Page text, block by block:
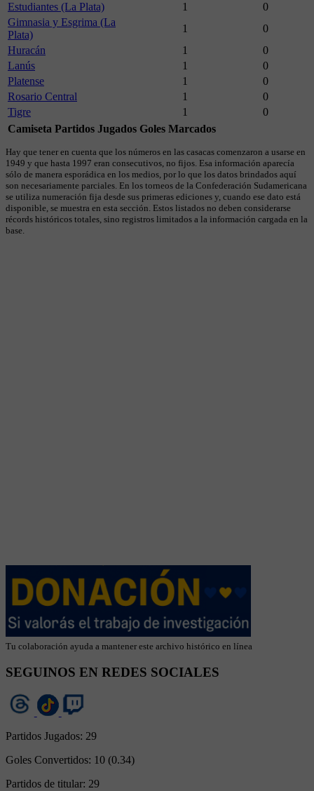
Estudiantes (La Plata)
1
0
Gimnasia y Esgrima (La
Plata)
1
0
Huracán
1
0
Lanús
1
0
Platense
1
0
Rosario Central
1
0
Tigre
1
0
Camiseta Partidos Jugados Goles Marcados
Hay que tener en cuenta que los números en las casacas comenzaron a usarse en
1949 y que hasta 1997 eran consecutivos, no fijos. Esa información aparecía
sólo de manera esporádica en los medios, por lo que los datos brindados aquí
son necesariamente parciales. En los torneos de la Confederación Sudamericana
se utiliza numeración fija desde sus primeras ediciones y, cuando ese dato está
disponible, se muestra en esta sección. Estos listados no deben considerarse
récords históricos totales, sino registros limitados a la información cargada en la
base.
Tu colaboración ayuda a mantener este archivo histórico en línea
SEGUINOS EN REDES SOCIALES
Partidos Jugados: 29
Goles Convertidos: 10 (0.34)
Partidos de titular: 29